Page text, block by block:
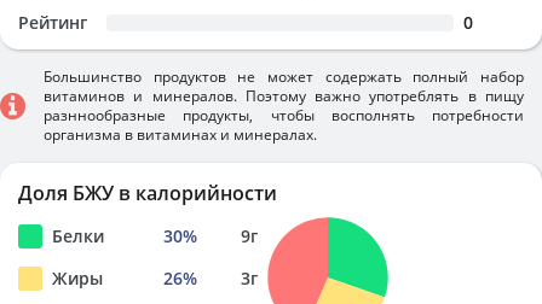
Рейтинг 0
Большинство продуктов не может содержать полный набор
витаминов и минералов. Поэтому важно употреблять в пищу
разннообразные продукты, чтобы восполнять потребности
организма в витаминах и минералах.
Доля БЖУ в калорийности
Белки 30% 9г
Жиры
26% 3г